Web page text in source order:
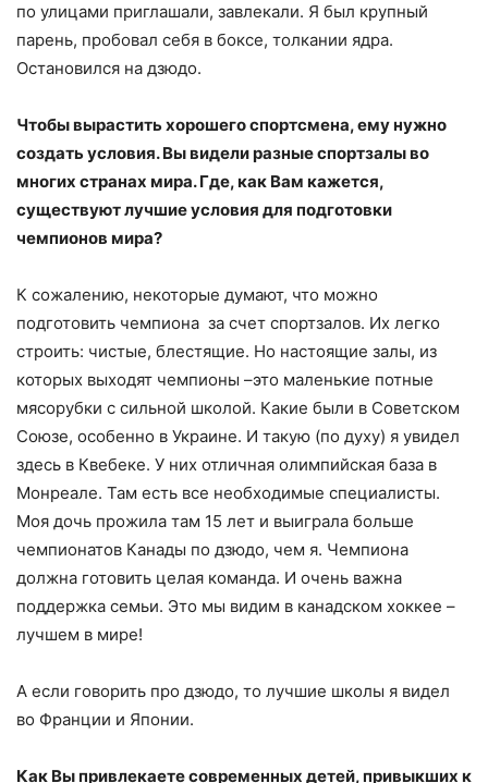
по улицами приглашали, завлекали. Я был крупный
парень, пробовал себя в боксе, толкании ядра.
Остановился на дзюдо.
Чтобы вырастить хорошего спортсмена, ему нужно
создать условия. Вы видели разные спортзалы во
многих странах мира. Где, как Вам кажется,
существуют лучшие условия для подготовки
чемпионов мира?
К сожалению, некоторые думают, что можно
подготовить чемпиона за счет спортзалов. Их легко
строить: чистые, блестящие. Но настоящие залы, из
которых выходят чемпионы –это маленькие потные
мясорубки с сильной школой. Какие были в Советском
Союзе, особенно в Украине. И такую (по духу) я увидел
здесь в Квебеке. У них отличная олимпийская база в
Монреале. Там есть все необходимые специалисты.
Моя дочь прожила там 15 лет и выиграла больше
чемпионатов Канады по дзюдо, чем я. Чемпиона
должна готовить целая команда. И очень важна
поддержка семьи. Это мы видим в канадском хоккее –
лучшем в мире!
А если говорить про дзюдо, то лучшие школы я видел
во Франции и Японии.
Как Вы привлекаете современных детей, привыкших к